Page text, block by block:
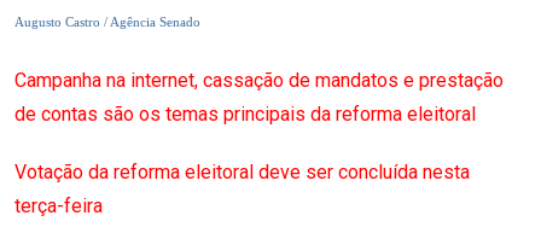
Augusto Castro / Agência Senado
Campanha na internet, cassação de mandatos e prestação
de contas são os temas principais da reforma eleitoral
Votação da reforma eleitoral deve ser concluída nesta
terça-feira